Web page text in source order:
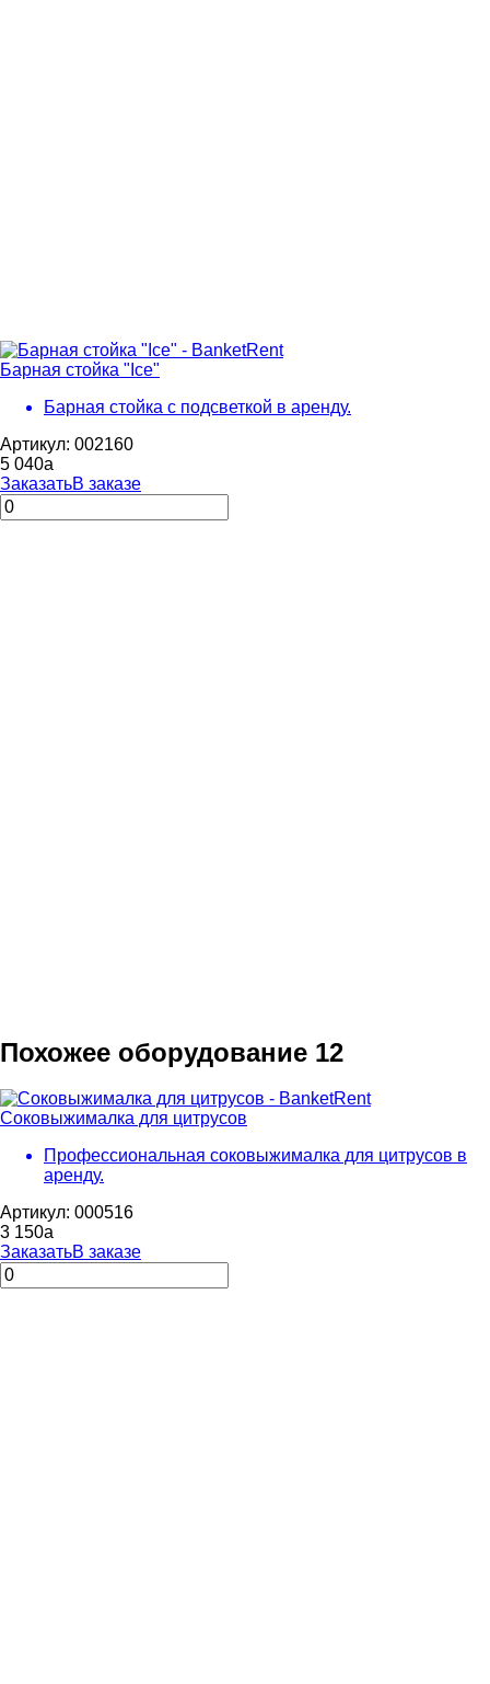
Барная стойка "Ice"
Барная стойка с подсветкой в аренду.
Артикул: 002160
5 040a
ЗаказатьВ заказе
Похожее оборудование 12
Соковыжималка для цитрусов
Профессиональная соковыжималка для цитрусов в
аренду.
Артикул: 000516
3 150a
ЗаказатьВ заказе